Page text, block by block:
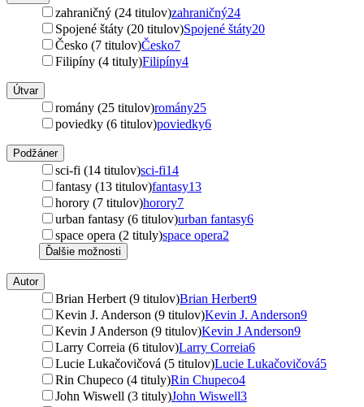
zahraničný (24 titulov)zahraničný24
Spojené štáty (20 titulov)Spojené štáty20
Česko (7 titulov)Česko7
Filipíny (4 tituly)Filipíny4
Útvar
romány (25 titulov)romány25
poviedky (6 titulov)poviedky6
Podžáner
sci-fi (14 titulov)sci-fi14
fantasy (13 titulov)fantasy13
horory (7 titulov)horory7
urban fantasy (6 titulov)urban fantasy6
space opera (2 tituly)space opera2
Ďalšie možnosti
Autor
Brian Herbert (9 titulov)Brian Herbert9
Kevin J. Anderson (9 titulov)Kevin J. Anderson9
Kevin J Anderson (9 titulov)Kevin J Anderson9
Larry Correia (6 titulov)Larry Correia6
Lucie Lukačovičová (5 titulov)Lucie Lukačovičová5
Rin Chupeco (4 tituly)Rin Chupeco4
John Wiswell (3 tituly)John Wiswell3